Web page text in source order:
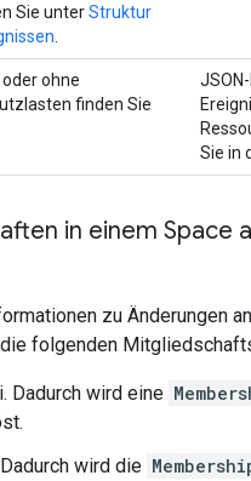
Sie unterStruktur
ohne
finden Sie
Sie in
in einem
zu Änderungen
folgenden
Dadurch wird eine
wird die